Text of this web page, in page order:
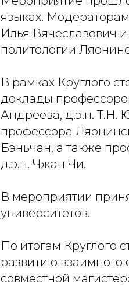
языках.
Илья Вячеславович
политологии
В рамках Круглого
доклады
Андреева, д.э.н. Т.Н.
профессора
Бэньчан, а также
д.э.н. Чжан Чи.
В мероприятии
университетов.
По итогам Круглого
развитию взаимного
совместной